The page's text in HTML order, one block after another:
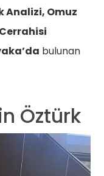
Analizi, Omuz
bulunan
Öztürk